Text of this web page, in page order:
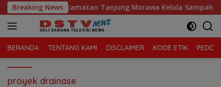
Langsung
ke
konten
Breaking News
Telaga Sari, Kecamatan Tanjung Morawa Kelola Sampah
BERANDA TENTANG KAMI DISCLAIMER KODE ETIK
proyek drainase